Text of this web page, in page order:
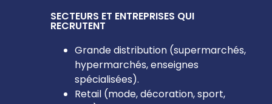
SECTEURS ET ENTREPRISES QUI
RECRUTENT
Grande distribution (supermarchés,
hypermarchés, enseignes
spécialisées).
Retail (mode, décoration, sport,